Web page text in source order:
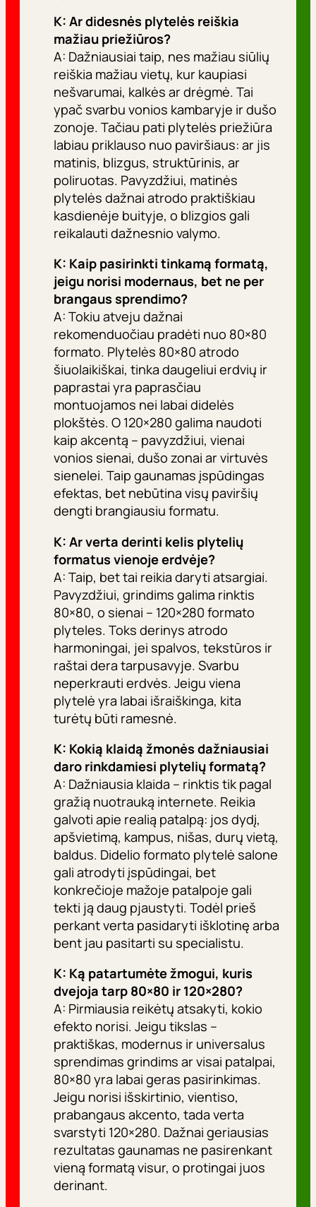
K: Ar didesnės plytelės reiškia
mažiau priežiūros?
A: Dažniausiai taip, nes mažiau siūlių
reiškia mažiau vietų, kur kaupiasi
nešvarumai, kalkės ar drėgmė. Tai
ypač svarbu vonios kambaryje ir dušo
zonoje. Tačiau pati plytelės priežiūra
labiau priklauso nuo paviršiaus: ar jis
matinis, blizgus, struktūrinis, ar
poliruotas. Pavyzdžiui, matinės
plytelės dažnai atrodo praktiškiau
kasdienėje buityje, o blizgios gali
reikalauti dažnesnio valymo.
K: Kaip pasirinkti tinkamą formatą,
jeigu norisi modernaus, bet ne per
brangaus sprendimo?
A: Tokiu atveju dažnai
rekomenduočiau pradėti nuo 80×80
formato. Plytelės 80×80 atrodo
šiuolaikiškai, tinka daugeliui erdvių ir
paprastai yra paprasčiau
montuojamos nei labai didelės
plokštės. O 120×280 galima naudoti
kaip akcentą – pavyzdžiui, vienai
vonios sienai, dušo zonai ar virtuvės
sienelei. Taip gaunamas įspūdingas
efektas, bet nebūtina visų paviršių
dengti brangiausiu formatu.
K: Ar verta derinti kelis plytelių
formatus vienoje erdvėje?
A: Taip, bet tai reikia daryti atsargiai.
Pavyzdžiui, grindims galima rinktis
80×80, o sienai – 120×280 formato
plyteles. Toks derinys atrodo
harmoningai, jei spalvos, tekstūros ir
raštai dera tarpusavyje. Svarbu
neperkrauti erdvės. Jeigu viena
plytelė yra labai išraiškinga, kita
turėtų būti ramesnė.
K: Kokią klaidą žmonės dažniausiai
daro rinkdamiesi plytelių formatą?
A: Dažniausia klaida – rinktis tik pagal
gražią nuotrauką internete. Reikia
galvoti apie realią patalpą: jos dydį,
apšvietimą, kampus, nišas, durų vietą,
baldus. Didelio formato plytelė salone
gali atrodyti įspūdingai, bet
konkrečioje mažoje patalpoje gali
tekti ją daug pjaustyti. Todėl prieš
perkant verta pasidaryti išklotinę arba
bent jau pasitarti su specialistu.
K: Ką patartumėte žmogui, kuris
dvejoja tarp 80×80 ir 120×280?
A: Pirmiausia reikėtų atsakyti, kokio
efekto norisi. Jeigu tikslas –
praktiškas, modernus ir universalus
sprendimas grindims ar visai patalpai,
80×80 yra labai geras pasirinkimas.
Jeigu norisi išskirtinio, vientiso,
prabangaus akcento, tada verta
svarstyti 120×280. Dažnai geriausias
rezultatas gaunamas ne pasirenkant
vieną formatą visur, o protingai juos
derinant.